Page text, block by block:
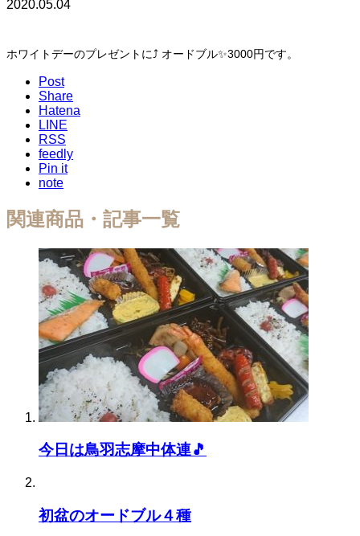
2020.05.04
ホワイトデーのプレゼントに⤴️ オードブル✨3000円です。
Post
Share
Hatena
LINE
RSS
feedly
Pin it
note
関連商品・記事一覧
今日は鳥羽志摩中体連🎵
初盆のオードブル４種